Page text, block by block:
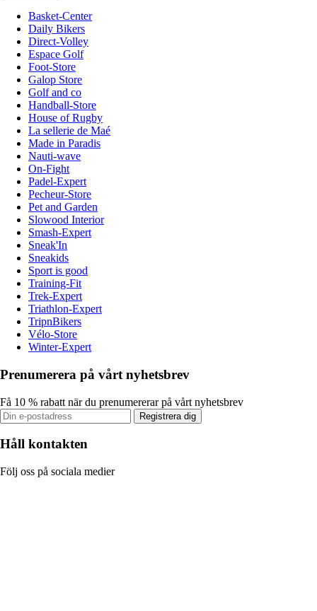
Basket-Center
Daily Bikers
Direct-Volley
Espace Golf
Foot-Store
Galop Store
Golf and co
Handball-Store
House of Rugby
La sellerie de Maé
Made in Paradis
Nauti-wave
On-Fight
Padel-Expert
Pecheur-Store
Pet and Garden
Slowood Interior
Smash-Expert
Sneak'In
Sneakids
Sport is good
Training-Fit
Trek-Expert
Triathlon-Expert
TripnBikers
Vélo-Store
Winter-Expert
Prenumerera på vårt nyhetsbrev
Få 10 % rabatt när du prenumererar på vårt nyhetsbrev
Registrera dig
Håll kontakten
Följ oss på sociala medier